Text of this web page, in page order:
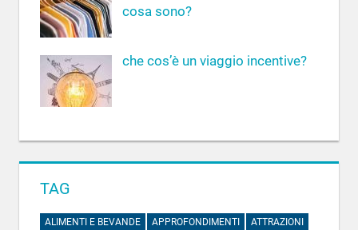
cosa sono?
che cos’è un viaggio incentive?
TAG
ALIMENTI E BEVANDE APPROFONDIMENTI
ATTRAZIONI